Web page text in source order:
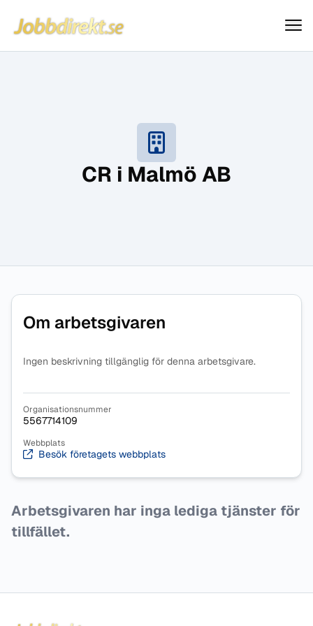
Hoppa till innehåll
Jobbdirekt
CR i Malmö AB
Om arbetsgivaren
Ingen beskrivning tillgänglig för denna arbetsgivare.
Organisationsnummer
5567714109
Webbplats
Besök företagets webbplats
Arbetsgivaren har inga lediga tjänster för
tillfället.